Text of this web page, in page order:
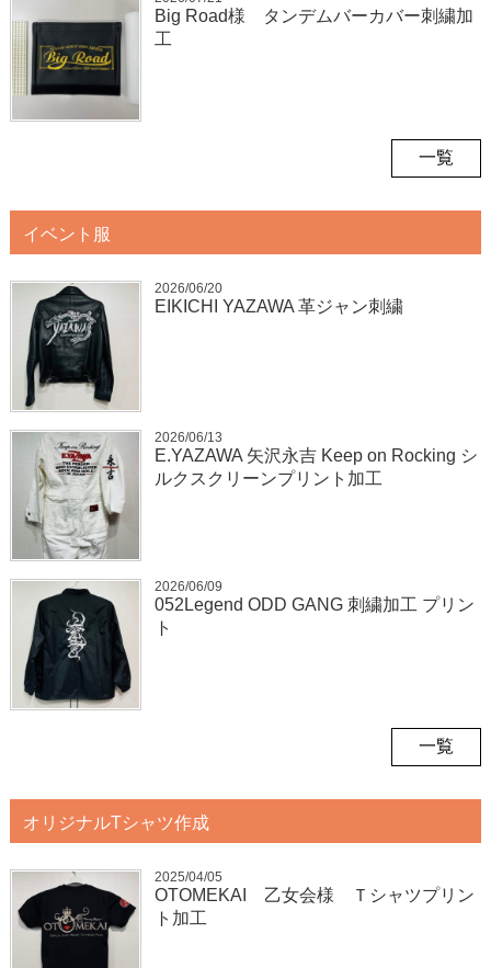
Big Road様 タンデムバーカバー刺繍加
工
一覧
イベント服
2026/06/20
EIKICHI YAZAWA 革ジャン刺繍
2026/06/13
E.YAZAWA 矢沢永吉 Keep on Rocking シ
ルクスクリーンプリント加工
2026/06/09
052Legend ODD GANG 刺繍加工 プリン
ト
一覧
オリジナルTシャツ作成
2025/04/05
OTOMEKAI 乙女会様 Ｔシャツプリン
ト加工